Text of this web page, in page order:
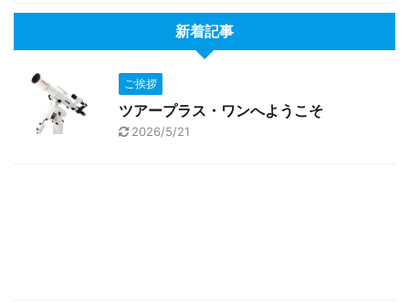
新着記事
ご挨拶
ツアープラス・ワンへようこそ
2026/5/21